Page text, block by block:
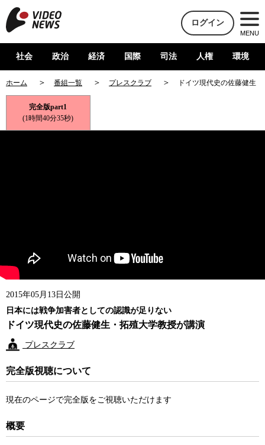
ログイン
MENU
社会 政治 経済 国際 司法 人権 環境
ホーム 番組一覧 プレスクラブ ドイツ現代史の佐藤健生
完全版part1
(1時間40分35秒)
2015年05月13日公開
日本には戦争加害者としての認識が足りない
ドイツ現代史の佐藤健生・拓殖大学教授が講演
プレスクラブ
完全版視聴について
現在のページで完全版をご視聴いただけます
概要